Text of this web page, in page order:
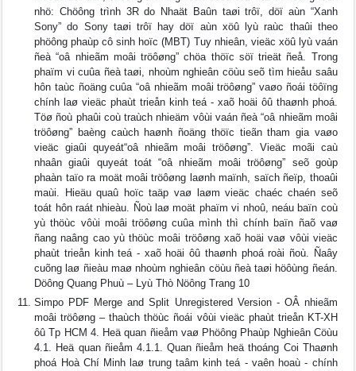
nhö: Chöông trình 3R do Nhaät Baûn taøi trôï, döï aùn “Xanh
Sony” do Sony taøi trôï hay döï aùn xöû lyù raùc thaûi theo
phöông phaùp cô sinh hoïc (MBT) Tuy nhieân, vieäc xöû lyù vaán
ñeà “oâ nhieãm moâi tröôøng” chöa thöïc söï trieät ñeå. Trong
phaïm vi cuûa ñeà taøi, nhoùm nghieân cöùu seõ tìm hieåu saâu
hôn taùc ñoäng cuûa “oâ nhieãm moâi tröôøng” vaøo ñoái töôïng
chính laø vieäc phaùt trieån kinh teá - xaõ hoäi ôû thaønh phoá.
Töø ñoù phaûi coù traùch nhieäm vôùi vaán ñeà “oâ nhieãm moâi
tröôøng” baèng caùch haønh ñoäng thöïc tieãn tham gia vaøo
vieäc giaûi quyeát“oâ nhieãm moâi tröôøng”. Vieäc moãi caù
nhaân giaûi quyeát toát “oâ nhieãm moâi tröôøng” seõ goùp
phaàn taïo ra moät moâi tröôøng laønh maïnh, saïch ñeïp, thoaûi
maùi. Hieäu quaû hoïc taäp vaø laøm vieäc chaéc chaén seõ
toát hôn raát nhieàu. Ñoù laø moät phaïm vi nhoû, neáu baïn coù
yù thöùc vôùi moâi tröôøng cuûa mình thì chính baïn ñaõ vaø
ñang naâng cao yù thöùc moâi tröôøng xaõ hoäi vaø vôùi vieäc
phaùt trieån kinh teá - xaõ hoäi ôû thaønh phoá roài ñoù. Ñaây
cuõng laø ñieàu maø nhoùm nghieân cöùu ñeà taøi höôùng ñeán.
Döông Quang Phuù – Lyù Thò Nöông Trang 10
Simpo PDF Merge and Split Unregistered Version - OÂ nhieãm
moâi tröôøng – thaùch thöùc ñoái vôùi vieäc phaùt trieån KT-XH
ôû Tp HCM 4. Heä quan ñieåm vaø Phöông Phaùp Nghieân Cöùu
4.1. Heä quan ñieåm 4.1.1. Quan ñieåm heä thoáng Coi Thaønh
phoá Hoà Chí Minh laø trung taâm kinh teá - vaên hoaù - chính